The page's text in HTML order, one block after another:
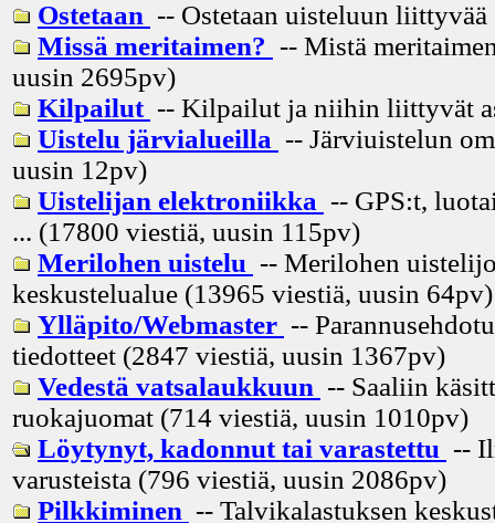
Ostetaan -- Ostetaan uisteluun
Missä meritaimen? -- Mistä
uusin 2695pv)
Kilpailut -- Kilpailut ja niihin liittyvät
Uistelu järvialueilla -- Järviuistelun
uusin 12pv)
Uistelijan elektroniikka -- GPS:t,
... (17800 viestiä, uusin 115pv)
Merilohen uistelu -- Merilohen
keskustelualue (13965 viestiä, uusin 64pv)
Ylläpito/Webmaster --
tiedotteet (2847 viestiä, uusin 1367pv)
Vedestä vatsalaukkuun -- Saaliin
ruokajuomat (714 viestiä, uusin 1010pv)
Löytynyt, kadonnut tai varastettu --
varusteista (796 viestiä, uusin 2086pv)
Pilkkiminen -- Talvikalastuksen